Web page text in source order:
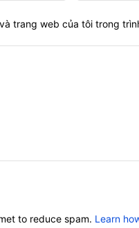
trang web của tôi trong
to reduce spam. Learn